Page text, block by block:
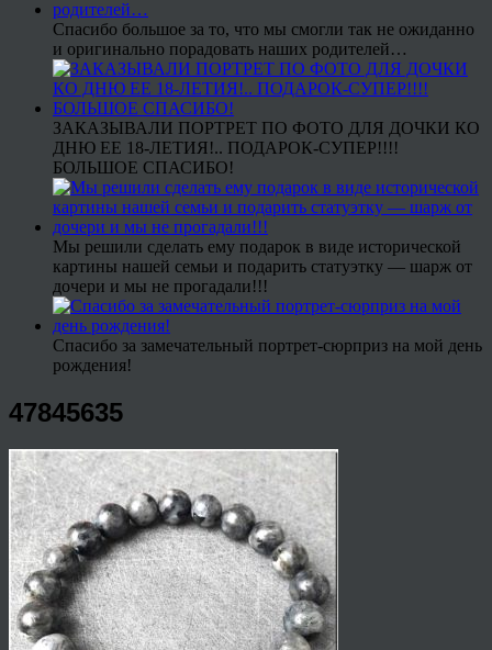
Спасибо большое за то, что мы смогли так не ожиданно
и оригинально порадовать наших родителей…
ЗАКАЗЫВАЛИ ПОРТРЕТ ПО ФОТО ДЛЯ ДОЧКИ КО
ДНЮ ЕЕ 18-ЛЕТИЯ!.. ПОДАРОК-СУПЕР!!!!
БОЛЬШОЕ СПАСИБО!
Мы решили сделать ему подарок в виде исторической
картины нашей семьи и подарить статуэтку — шарж от
дочери и мы не прогадали!!!
Спасибо за замечательный портрет-сюрприз на мой день
рождения!
47845635